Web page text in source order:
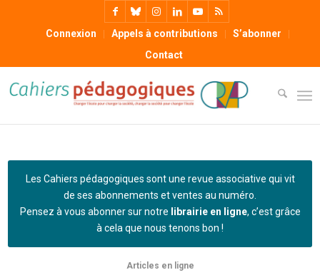
Connexion Appels à contributions
S’abonner
Contact
Les Cahiers pédagogiques sont une revue associative qui vit
de ses abonnements et ventes au numéro.
Pensez à vous abonner sur notre librairie en ligne, c’est grâce
à cela que nous tenons bon !
Articles en ligne